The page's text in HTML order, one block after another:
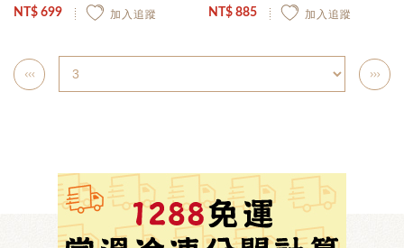
NT$ 699 加入追蹤 NT$ 885 加入追蹤